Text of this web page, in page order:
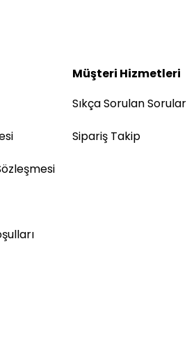
Müşteri Hizmetleri
Sıkça Sorulan Sorular
Sipariş Takip